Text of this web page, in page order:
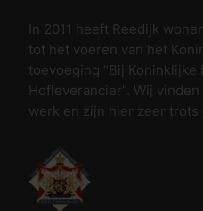
In 2011 heeft Reedijk
tot het voeren van het
toevoeging “Bij Koninklijke
Hofleverancier”. Wij
werk en zijn hier zeer trots